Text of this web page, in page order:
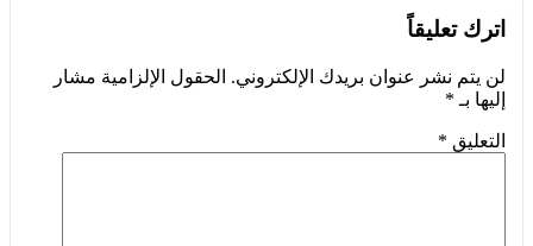
اترك تعليقاً
لن يتم نشر عنوان بريدك الإلكتروني. الحقول الإلزامية مشار
إليها بـ *
التعليق *